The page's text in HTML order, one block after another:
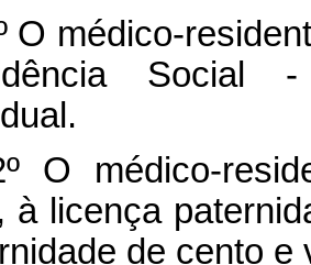
O médico-
Social
O médico-
à licença
de cento e